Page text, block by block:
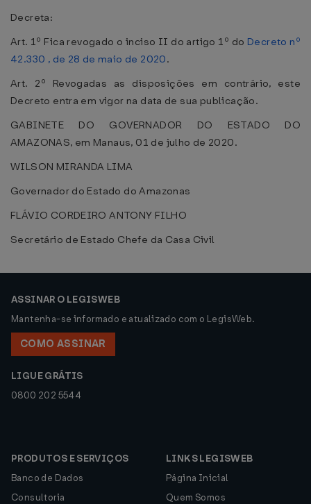
Decreta:
Art. 1º Fica revogado o inciso II do artigo 1º do Decreto nº
42.330 , de 28 de maio de 2020.
Art. 2º Revogadas as disposições em contrário, este
Decreto entra em vigor na data de sua publicação.
GABINETE DO GOVERNADOR DO ESTADO DO
AMAZONAS, em Manaus, 01 de julho de 2020.
WILSON MIRANDA LIMA
Governador do Estado do Amazonas
FLÁVIO CORDEIRO ANTONY FILHO
Secretário de Estado Chefe da Casa Civil
ASSINAR O LEGISWEB
Mantenha-se informado e atualizado com o LegisWeb.
COMO ASSINAR
LIGUE GRÁTIS
0800 202 5544
PRODUTOS E SERVIÇOS
Banco de Dados
Consultoria
LINKS LEGISWEB
Página Inicial
Quem Somos